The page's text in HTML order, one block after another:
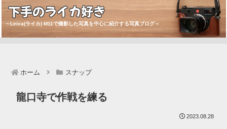
下手のライカ好き
～Leica(ライカ) M11で撮影した写真を中心に紹介する写真ブログ～
ホーム スナップ
龍口寺で作戦を練る
2023.08.28